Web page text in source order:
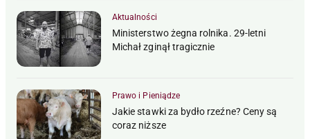
Aktualności
Ministerstwo żegna rolnika. 29-letni
Michał zginął tragicznie
Prawo i Pieniądze
Jakie stawki za bydło rzeźne? Ceny są
coraz niższe